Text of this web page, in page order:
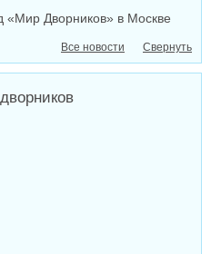
«Мир Дворников» в Москве
Свернуть
Все новости